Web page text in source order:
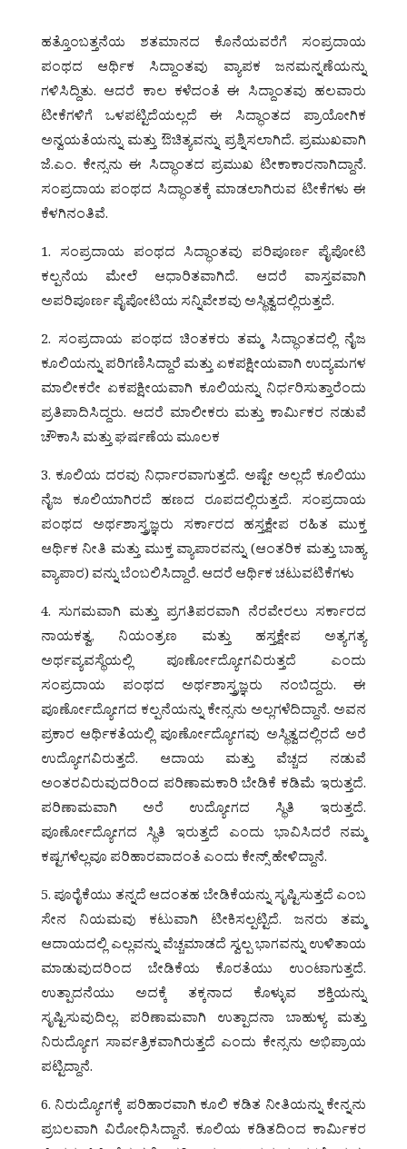
ಹತ್ತೊಂಬತ್ತನೆಯ ಶತಮಾನದ ಕೊನೆಯವರೆಗೆ ಸಂಪ್ರದಾಯ
ಪಂಥದ ಆರ್ಥಿಕ ಸಿದ್ದಾಂತವು ವ್ಯಾಪಕ ಜನಮನ್ನಣೆಯನ್ನು
ಗಳಿಸಿದ್ದಿತು. ಆದರೆ ಕಾಲ ಕಳೆದಂತೆ ಈ ಸಿದ್ದಾಂತವು ಹಲವಾರು
ಟೀಕೆಗಳಿಗೆ ಒಳಪಟ್ಟಿದೆಯಲ್ಲದೆ ಈ ಸಿದ್ಧಾಂತದ ಪ್ರಾಯೋಗಿಕ
ಅನ್ವಯತೆಯನ್ನು ಮತ್ತು ಔಚಿತ್ಯವನ್ನು ಪ್ರಶ್ನಿಸಲಾಗಿದೆ. ಪ್ರಮುಖವಾಗಿ
ಜೆ.ಎಂ. ಕೇನ್ಸನು ಈ ಸಿದ್ಧಾಂತದ ಪ್ರಮುಖ ಟೀಕಾಕಾರನಾಗಿದ್ದಾನೆ.
ಸಂಪ್ರದಾಯ ಪಂಥದ ಸಿದ್ಧಾಂತಕ್ಕೆ ಮಾಡಲಾಗಿರುವ ಟೀಕೆಗಳು ಈ
ಕೆಳಗಿನಂತಿವೆ.
1. ಸಂಪ್ರದಾಯ ಪಂಥದ ಸಿದ್ಧಾಂತವು ಪರಿಪೂರ್ಣ ಪೈಪೋಟಿ
ಕಲ್ಪನೆಯ ಮೇಲೆ ಆಧಾರಿತವಾಗಿದೆ. ಆದರೆ ವಾಸ್ತವವಾಗಿ
ಅಪರಿಪೂರ್ಣ ಪೈಪೋಟಿಯ ಸನ್ನಿವೇಶವು ಅಸ್ಥಿತ್ವದಲ್ಲಿರುತ್ತದೆ.
2. ಸಂಪ್ರದಾಯ ಪಂಥದ ಚಿಂತಕರು ತಮ್ಮ ಸಿದ್ಧಾಂತದಲ್ಲಿ ನೈಜ
ಕೂಲಿಯನ್ನು ಪರಿಗಣಿಸಿದ್ದಾರೆ ಮತ್ತು ಏಕಪಕ್ಷೀಯವಾಗಿ ಉದ್ಯಮಗಳ
ಮಾಲೀಕರೇ ಏಕಪಕ್ಷೀಯವಾಗಿ ಕೂಲಿಯನ್ನು ನಿರ್ಧರಿಸುತ್ತಾರೆಂದು
ಪ್ರತಿಪಾದಿಸಿದ್ದರು. ಆದರೆ ಮಾಲೀಕರು ಮತ್ತು ಕಾರ್ಮಿಕರ ನಡುವೆ
ಚೌಕಾಸಿ ಮತ್ತು ಘರ್ಷಣೆಯ ಮೂಲಕ
3. ಕೂಲಿಯ ದರವು ನಿರ್ಧಾರವಾಗುತ್ತದೆ. ಅಷ್ಟೇ ಅಲ್ಲದೆ ಕೂಲಿಯು
ನೈಜ ಕೂಲಿಯಾಗಿರದೆ ಹಣದ ರೂಪದಲ್ಲಿರುತ್ತದೆ. ಸಂಪ್ರದಾಯ
ಪಂಥದ ಅರ್ಥಶಾಸ್ತ್ರಜ್ಞರು ಸರ್ಕಾರದ ಹಸ್ತಕ್ಷೇಪ ರಹಿತ ಮುಕ್ತ
ಆರ್ಥಿಕ ನೀತಿ ಮತ್ತು ಮುಕ್ತ ವ್ಯಾಪಾರವನ್ನು (ಆಂತರಿಕ ಮತ್ತು ಬಾಹ್ಯ
ವ್ಯಾಪಾರ) ವನ್ನು ಬೆಂಬಲಿಸಿದ್ದಾರೆ. ಆದರೆ ಆರ್ಥಿಕ ಚಟುವಟಿಕೆಗಳು
4. ಸುಗಮವಾಗಿ ಮತ್ತು ಪ್ರಗತಿಪರವಾಗಿ ನೆರವೇರಲು ಸರ್ಕಾರದ
ನಾಯಕತ್ವ, ನಿಯಂತ್ರಣ ಮತ್ತು ಹಸ್ತಕ್ಷೇಪ ಅತ್ಯಗತ್ಯ
ಅರ್ಥವ್ಯವಸ್ಥೆಯಲ್ಲಿ ಪೂರ್ಣೋದ್ಯೋಗವಿರುತ್ತದೆ ಎಂದು
ಸಂಪ್ರದಾಯ ಪಂಥದ ಅರ್ಥಶಾಸ್ತ್ರಜ್ಞರು ನಂಬಿದ್ದರು. ಈ
ಪೂರ್ಣೋದ್ಯೋಗದ ಕಲ್ಪನೆಯನ್ನು ಕೇನ್ಸನು ಅಲ್ಲಗಳೆದಿದ್ದಾನೆ. ಅವನ
ಪ್ರಕಾರ ಆರ್ಥಿಕತೆಯಲ್ಲಿ ಪೂರ್ಣೋದ್ಯೋಗವು ಅಸ್ಥಿತ್ವದಲ್ಲಿರದೆ ಅರೆ
ಉದ್ಯೋಗವಿರುತ್ತದೆ. ಆದಾಯ ಮತ್ತು ವೆಚ್ಚದ ನಡುವೆ
ಅಂತರವಿರುವುದರಿಂದ ಪರಿಣಾಮಕಾರಿ ಬೇಡಿಕೆ ಕಡಿಮೆ ಇರುತ್ತದೆ.
ಪರಿಣಾಮವಾಗಿ ಅರೆ ಉದ್ಯೋಗದ ಸ್ಥಿತಿ ಇರುತ್ತದೆ.
ಪೂರ್ಣೋದ್ಯೋಗದ ಸ್ಥಿತಿ ಇರುತ್ತದೆ ಎಂದು ಭಾವಿಸಿದರೆ ನಮ್ಮ
ಕಷ್ಟಗಳೆಲ್ಲವೂ ಪರಿಹಾರವಾದಂತೆ ಎಂದು ಕೇನ್ಸ್ ಹೇಳಿದ್ದಾನೆ.
5. ಪೂರೈಕೆಯು ತನ್ನದೆ ಆದಂತಹ ಬೇಡಿಕೆಯನ್ನು ಸೃಷ್ಟಿಸುತ್ತದೆ ಎಂಬ
ಸೇನ ನಿಯಮವು ಕಟುವಾಗಿ ಟೀಕಿಸಲ್ಪಟ್ಟಿದೆ. ಜನರು ತಮ್ಮ
ಆದಾಯದಲ್ಲಿ ಎಲ್ಲವನ್ನು ವೆಚ್ಚಮಾಡದೆ ಸ್ವಲ್ಪ ಭಾಗವನ್ನು ಉಳಿತಾಯ
ಮಾಡುವುದರಿಂದ ಬೇಡಿಕೆಯ ಕೊರತೆಯು ಉಂಟಾಗುತ್ತದೆ.
ಉತ್ಪಾದನೆಯು ಅದಕ್ಕೆ ತಕ್ಕನಾದ ಕೊಳ್ಳುವ ಶಕ್ತಿಯನ್ನು
ಸೃಷ್ಟಿಸುವುದಿಲ್ಲ. ಪರಿಣಾಮವಾಗಿ ಉತ್ಪಾದನಾ ಬಾಹುಳ್ಯ ಮತ್ತು
ನಿರುದ್ಯೋಗ ಸಾರ್ವತ್ರಿಕವಾಗಿರುತ್ತದೆ ಎಂದು ಕೇನ್ಸನು ಅಭಿಪ್ರಾಯ
ಪಟ್ಟಿದ್ದಾನೆ.
6. ನಿರುದ್ಯೋಗಕ್ಕೆ ಪರಿಹಾರವಾಗಿ ಕೂಲಿ ಕಡಿತ ನೀತಿಯನ್ನು ಕೇನ್ನನು
ಪ್ರಬಲವಾಗಿ ವಿರೋಧಿಸಿದ್ದಾನೆ. ಕೂಲಿಯ ಕಡಿತದಿಂದ ಕಾರ್ಮಿಕರ